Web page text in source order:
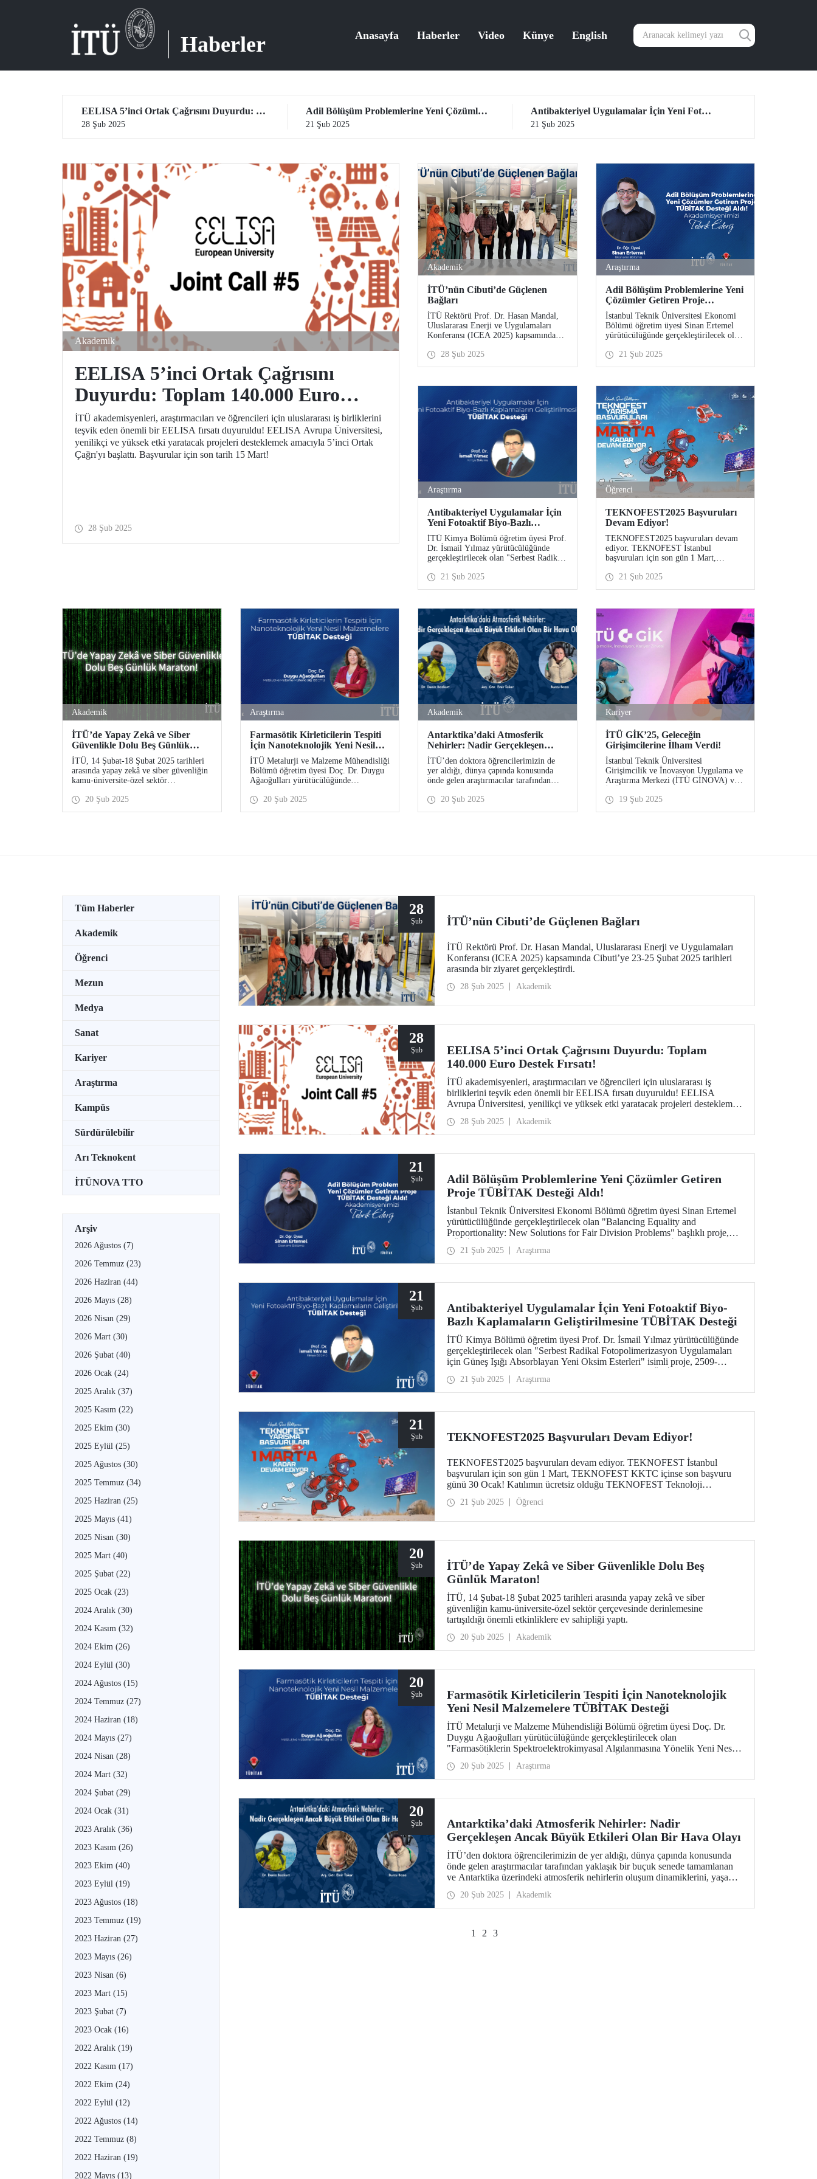
Haberler Anasayfa Haberler Video Künye English
EELISA 5’inci Ortak Çağrısını Duyurdu: Toplam 140.000 Euro Destek Fırsatı!
28 Şub 2025
Adil Bölüşüm Problemlerine Yeni Çözümler Getiren Proje TÜBİTAK Desteği Aldı!
21 Şub 2025
Antibakteriyel Uygulamalar İçin Yeni Fotoaktif Biyo-Bazlı Kaplamaların Geliştirilmesine TÜBİTAK Desteği
21 Şub 2025
Akademik
EELISA 5’inci Ortak Çağrısını
Duyurdu: Toplam 140.000 Euro
Destek Fırsatı!
İTÜ akademisyenleri, araştırmacıları ve öğrencileri için uluslararası iş birliklerini
teşvik eden önemli bir EELISA fırsatı duyuruldu! EELISA Avrupa Üniversitesi,
yenilikçi ve yüksek etki yaratacak projeleri desteklemek amacıyla 5’inci Ortak
Çağrı'yı başlattı. Başvurular için son tarih 15 Mart!
28 Şub 2025
Akademik
İTÜ’nün Cibuti’de Güçlenen
Bağları
İTÜ Rektörü Prof. Dr. Hasan Mandal,
Uluslararası Enerji ve Uygulamaları
Konferansı (ICEA 2025) kapsamında
arasında bir ziyaret gerçekleştirdi.
28 Şub 2025
Araştırma
Adil Bölüşüm Problemlerine Yeni
Çözümler Getiren Proje
TÜBİTAK Desteği Aldı!
İstanbul Teknik Üniversitesi Ekonomi
Bölümü öğretim üyesi Sinan Ertemel
yürütücülüğünde gerçekleştirilecek olan
Proportionality: New Solutions for Fair
Division Problems" başlıklı proje,
Bakanlığı (Bosphorus) İkili İş Birliği
Programı 2024 yılı çağrısı kapsamında
desteklenmeye hak kazandı.
21 Şub 2025
Araştırma
Antibakteriyel Uygulamalar İçin
Yeni Fotoaktif Biyo-Bazlı
Kaplamaların Geliştirilmesine
TÜBİTAK Desteği
İTÜ Kimya Bölümü öğretim üyesi Prof.
Dr. İsmail Yılmaz yürütücülüğünde
gerçekleştirilecek olan "Serbest Radikal
Güneş Işığı Absorblayan Yeni Oksim
Esterleri" isimli proje, 2509-Türkiye
Kurumu (TÜBİTAK)- Fransa Dışişleri
Bakanlığı ile İkili İş Birliği Programı
(Bosphorus) 2024 yılı çağrısı
kapsamında, desteklenmeye hak
kazandı.
21 Şub 2025
Öğrenci
TEKNOFEST2025 Başvuruları
Devam Ediyor!
TEKNOFEST2025 başvuruları devam
ediyor. TEKNOFEST İstanbul
başvuruları için son gün 1 Mart,
başvuru günü 30 Ocak! Katılımın
ücretsiz olduğu TEKNOFEST Teknoloji
21 Şub 2025
Akademik
İTÜ’de Yapay Zekâ ve Siber
Güvenlikle Dolu Beş Günlük
Maraton!
İTÜ, 14 Şubat-18 Şubat 2025 tarihleri
arasında yapay zekâ ve siber güvenliğin
kamu-üniversite-özel sektör
önemli etkinliklere ev sahipliği yaptı.
20 Şub 2025
Araştırma
Farmasötik Kirleticilerin Tespiti
İçin Nanoteknolojik Yeni Nesil
Malzemelere TÜBİTAK Desteği
İTÜ Metalurji ve Malzeme Mühendisliği
Bölümü öğretim üyesi Doç. Dr. Duygu
Ağaoğulları yürütücülüğünde
Spektroelektrokimyasal Algılanmasına
Yönelik Yeni Nesil Manyetik İkili Metal
yılı çağrısı kapsamında, desteklenmeye
hak kazandı.
20 Şub 2025
Akademik
Antarktika’daki Atmosferik
Nehirler: Nadir Gerçekleşen
Ancak Büyük Etkileri Olan Bir
Hava Olayı
İTÜ’den doktora öğrencilerimizin de
yer aldığı, dünya çapında konusunda
önde gelen araştırmacılar tarafından
ve Antarktika üzerindeki atmosferik
nehirlerin oluşum dinamiklerini, yaşam
20 Şub 2025
Kariyer
İTÜ GİK’25, Geleceğin
Girişimcilerine İlham Verdi!
İstanbul Teknik Üniversitesi
Girişimcilik ve İnovasyon Uygulama ve
Araştırma Merkezi (İTÜ GİNOVA) ve
birliğiyle düzenlenen İTÜ GİK’25 –
Girişimcilik, İnovasyon ve Kariyer
19 Şub 2025
Tüm Haberler
Akademik
Öğrenci
Mezun
Medya
Sanat
Kariyer
Araştırma
Kampüs
Sürdürülebilir
Arı Teknokent
İTÜNOVA TTO
Arşiv
2026 Ağustos (7)
2026 Temmuz (23)
2026 Haziran (44)
2026 Mayıs (28)
2026 Nisan (29)
2026 Mart (30)
2026 Şubat (40)
2026 Ocak (24)
2025 Aralık (37)
2025 Kasım (22)
2025 Ekim (30)
2025 Eylül (25)
2025 Ağustos (30)
2025 Temmuz (34)
2025 Haziran (25)
2025 Mayıs (41)
2025 Nisan (30)
2025 Mart (40)
2025 Şubat (22)
2025 Ocak (23)
2024 Aralık (30)
2024 Kasım (32)
2024 Ekim (26)
2024 Eylül (30)
2024 Ağustos (15)
2024 Temmuz (27)
2024 Haziran (18)
2024 Mayıs (27)
2024 Nisan (28)
2024 Mart (32)
2024 Şubat (29)
2024 Ocak (31)
2023 Aralık (36)
2023 Kasım (26)
2023 Ekim (40)
2023 Eylül (19)
2023 Ağustos (18)
2023 Temmuz (19)
2023 Haziran (27)
2023 Mayıs (26)
2023 Nisan (6)
2023 Mart (15)
2023 Şubat (7)
2023 Ocak (16)
2022 Aralık (19)
2022 Kasım (17)
2022 Ekim (24)
2022 Eylül (12)
2022 Ağustos (14)
2022 Temmuz (8)
2022 Haziran (19)
2022 Mayıs (13)
28
Şub İTÜ’nün Cibuti’de Güçlenen Bağları
İTÜ Rektörü Prof. Dr. Hasan Mandal, Uluslararası Enerji ve Uygulamaları
Konferansı (ICEA 2025) kapsamında Cibuti’ye 23-25 Şubat 2025 tarihleri
arasında bir ziyaret gerçekleştirdi.
28 Şub 2025 Akademik
28
Şub
EELISA 5’inci Ortak Çağrısını Duyurdu: Toplam
140.000 Euro Destek Fırsatı!
İTÜ akademisyenleri, araştırmacıları ve öğrencileri için uluslararası iş
birliklerini teşvik eden önemli bir EELISA fırsatı duyuruldu! EELISA
Avrupa Üniversitesi, yenilikçi ve yüksek etki yaratacak projeleri desteklemek
28 Şub 2025 Akademik
21
Şub
Adil Bölüşüm Problemlerine Yeni Çözümler Getiren
Proje TÜBİTAK Desteği Aldı!
İstanbul Teknik Üniversitesi Ekonomi Bölümü öğretim üyesi Sinan Ertemel
yürütücülüğünde gerçekleştirilecek olan "Balancing Equality and
Proportionality: New Solutions for Fair Division Problems" başlıklı proje,
Programı 2024 yılı çağrısı kapsamında desteklenmeye hak kazandı.
21 Şub 2025 Araştırma
21
Şub
Antibakteriyel Uygulamalar İçin Yeni Fotoaktif Biyo-
Bazlı Kaplamaların Geliştirilmesine TÜBİTAK Desteği
İTÜ Kimya Bölümü öğretim üyesi Prof. Dr. İsmail Yılmaz yürütücülüğünde
gerçekleştirilecek olan "Serbest Radikal Fotopolimerizasyon Uygulamaları
için Güneş Işığı Absorblayan Yeni Oksim Esterleri" isimli proje, 2509-
Dışişleri Bakanlığı ile İkili İş Birliği Programı (Bosphorus) 2024 yılı çağrısı
kapsamında, desteklenmeye hak kazandı.
21 Şub 2025 Araştırma
21
Şub TEKNOFEST2025 Başvuruları Devam Ediyor!
TEKNOFEST2025 başvuruları devam ediyor. TEKNOFEST İstanbul
başvuruları için son gün 1 Mart, TEKNOFEST KKTC içinse son başvuru
günü 30 Ocak! Katılımın ücretsiz olduğu TEKNOFEST Teknoloji
Yarışmaları başvuruları herkese açık.
21 Şub 2025 Öğrenci
20
Şub
İTÜ’de Yapay Zekâ ve Siber Güvenlikle Dolu Beş
Günlük Maraton!
İTÜ, 14 Şubat-18 Şubat 2025 tarihleri arasında yapay zekâ ve siber
güvenliğin kamu-üniversite-özel sektör çerçevesinde derinlemesine
tartışıldığı önemli etkinliklere ev sahipliği yaptı.
20 Şub 2025 Akademik
20
Şub
Farmasötik Kirleticilerin Tespiti İçin Nanoteknolojik
Yeni Nesil Malzemelere TÜBİTAK Desteği
İTÜ Metalurji ve Malzeme Mühendisliği Bölümü öğretim üyesi Doç. Dr.
Duygu Ağaoğulları yürütücülüğünde gerçekleştirilecek olan
"Farmasötiklerin Spektroelektrokimyasal Algılanmasına Yönelik Yeni Nesil
Nanokompozitlerin Sentezlenmesi ve Performans Testleri" isimli proje, 2569
- Türkiye Bilimsel ve Teknolojik Araştırma Kurumu (TÜBİTAK)-Romanya
20 Şub 2025 Araştırma
20
Şub
Antarktika’daki Atmosferik Nehirler: Nadir
Gerçekleşen Ancak Büyük Etkileri Olan Bir Hava Olayı
İTÜ’den doktora öğrencilerimizin de yer aldığı, dünya çapında konusunda
önde gelen araştırmacılar tarafından yaklaşık bir buçuk senede tamamlanan
ve Antarktika üzerindeki atmosferik nehirlerin oluşum dinamiklerini, yaşam
dünyanın en prestijli bilimsel dergilerinden biri olan Nature Reviews - Earth
& Environment’te yayımlandı.
20 Şub 2025 Akademik
1 2 3